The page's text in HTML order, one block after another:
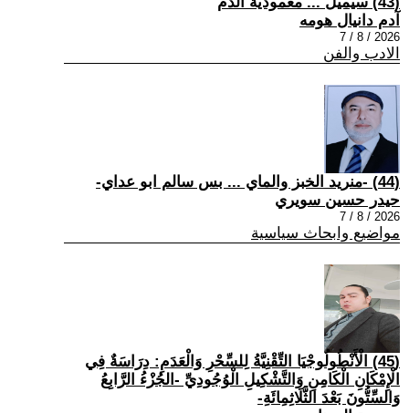
آدم دانيال هومه
2026 / 8 / 7
الادب والفن
(44) -منريد الخبز والماي ... بس سالم ابو عداي-
حيدر حسين سويري
2026 / 8 / 7
مواضيع وابحاث سياسية
(45) الْأَنْطُولُوجْيَا التِّقْنِيَّةُ لِلسِّحْرِ وَالْعَدَمِ: دِرَاسَةٌ فِي
الْإِمْكَانِ الْكَامِنِ وَالتَّشْكِيلِ الْوُجُودِيِّ -الجُزْءُ الرَّابِعُ
وَالسِّتُّونَ بَعْدَ الثَّلَاثِمِائَةِ-